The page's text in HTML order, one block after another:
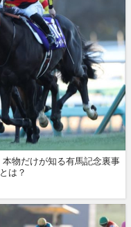
本物だけが知る有馬記念裏事
は？